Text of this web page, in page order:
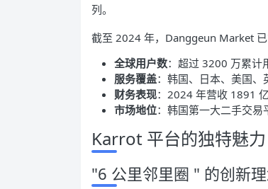
列。
截至 2024 年，Danggeun Market 已
全球用户数：超过 3200 万累计
服务覆盖：韩国、日本、美国
财务表现：2024 年营收 1891
市场地位：韩国第一大二手交
Karrot 平台的独特魅力
"6 公里邻里圈 " 的创新